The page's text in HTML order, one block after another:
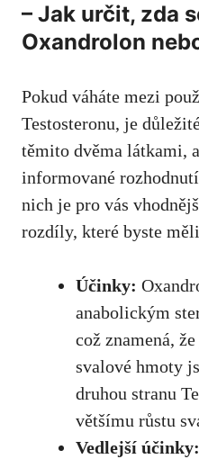
– Jak určit, zda
Oxandrolon
Pokud váháte mezi
Testosteronu, je
těmito dvěma látkami,
informované
nich je pro vás
rozdíly, které byste
Účinky:
anabolickým
což znamená,
svalové hmoty
druhou stranu
většímu růstu
Vedlejší účinky: